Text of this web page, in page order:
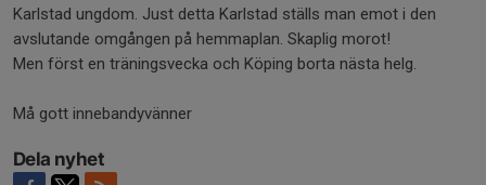
Karlstad ungdom. Just detta Karlstad ställs man emot i den
avslutande omgången på hemmaplan. Skaplig morot!
Men först en träningsvecka och Köping borta nästa helg.
Må gott innebandyvänner
Dela nyhet